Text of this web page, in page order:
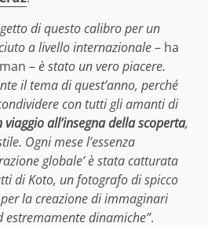
di questo calibro per un
a livello internazionale– ha
–è stato un vero piacere.
il tema di quest’anno, perché
con tutti gli amanti di
viaggio all’insegna della scoperta,
Ogni mese l’essenza
globale’ è stata catturata
di Koto, un fotografo di spicco
la creazione di immaginari
dinamiche”.